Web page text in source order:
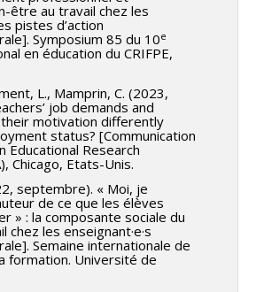
être au travail chez les
pistes d’action
Symposium 85 du 10e
en éducation du CRIFPE,
L., Mamprin, C. (2023,
job demands and
motivation differently
status? [Communication
Educational Research
Chicago, Etats-Unis.
septembre). « Moi, je
de ce que les élèves
» : la composante sociale du
les enseignant·e·s
Semaine internationale de
formation. Université de